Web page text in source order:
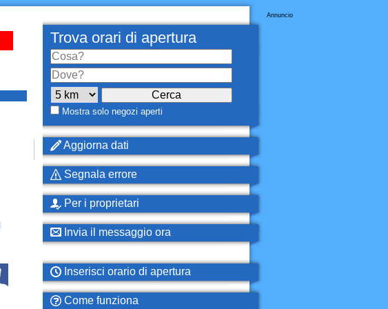
Annuncio
Trova orari di apertura
Mostra solo negozi aperti
Aggiorna dati
Segnala errore
Per i proprietari
Invia il messaggio ora
Inserisci orario di apertura
Come funziona